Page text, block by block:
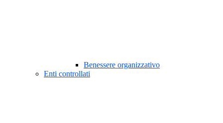
Benessere organizzativo
Enti controllati